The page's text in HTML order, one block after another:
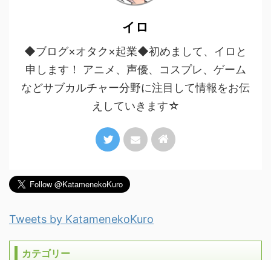
イロ
◆ブログ×オタク×起業◆初めまして、イロと
申します！ アニメ、声優、コスプレ、ゲーム
などサブカルチャー分野に注目して情報をお伝
えしていきます☆
Tweets by KatamenekoKuro
カテゴリー